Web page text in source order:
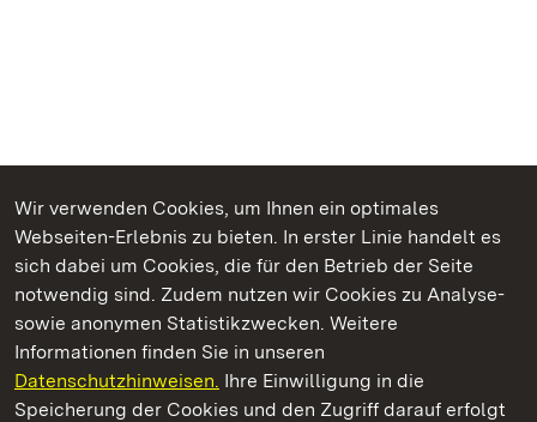
Wir verwenden Cookies, um Ihnen ein optimales
Webseiten-Erlebnis zu bieten. In erster Linie handelt es
sich dabei um Cookies, die für den Betrieb der Seite
notwendig sind. Zudem nutzen wir Cookies zu Analyse-
sowie anonymen Statistikzwecken. Weitere
Informationen finden Sie in unseren
Datenschutzhinweisen. Ihre Einwilligung in die
Speicherung der Cookies und den Zugriff darauf erfolgt
Kommen. Staunen. Genießen.
Residenzschloss Ludwigsburg